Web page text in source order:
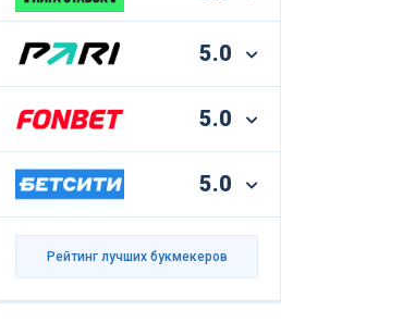
5.0
5.0
5.0
Рейтинг лучших букмекеров